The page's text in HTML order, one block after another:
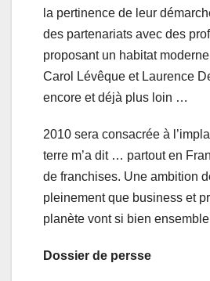
la pertinence de leur
des partenariats avec des
proposant un habitat
Carol Lévêque et Laurence
encore et déjà plus loin …
2010 sera consacrée à
terre m’a dit … partout en
de franchises. Une ambition
pleinement que business et
planète vont si bien
Dossier de persse